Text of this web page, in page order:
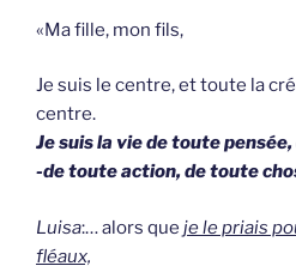
«Ma fille, mon fils,
Je suis le centre, et toute la
centre.
Je suis la vie de toute
-de toute action, de toute
Luisa:… alors que je le priais
fléaux,